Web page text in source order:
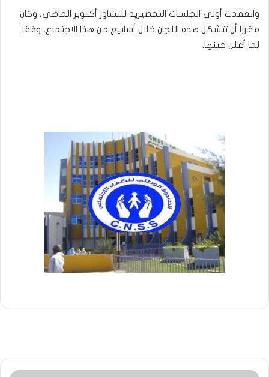
وانعقدت أولى الجلسات التحضيرية للتشاور أكتوبر الماضي، وكان
مقررا أن تتشكل هذه اللجان خلال أسابيع من هذا الاجتماع، وفقا
لما أعلن حينها.